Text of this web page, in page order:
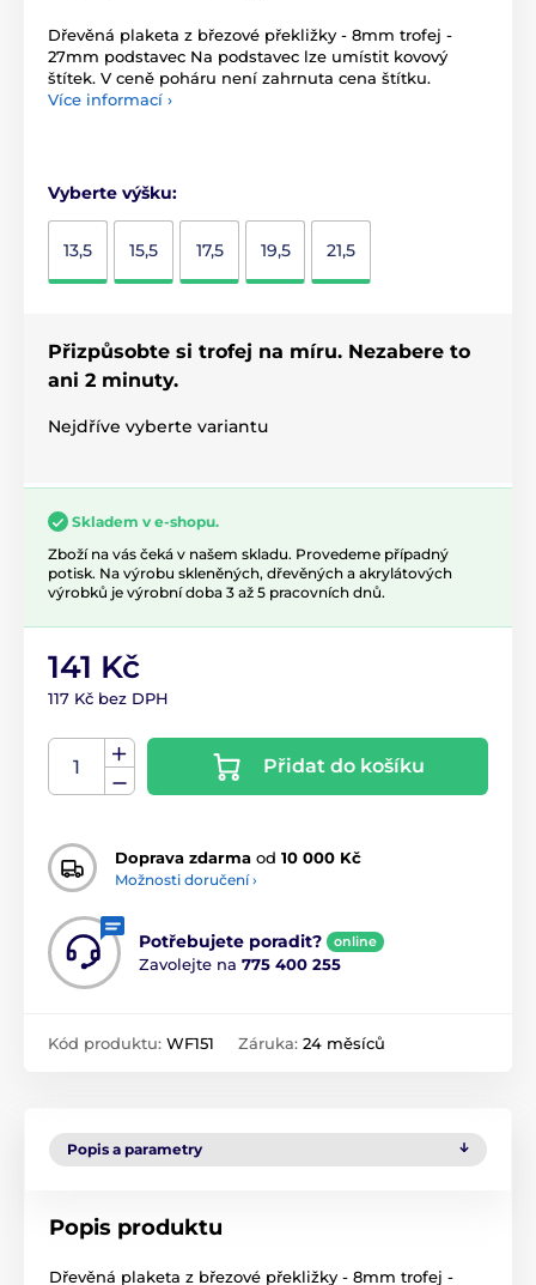
Dřevěná plaketa z březové překližky - 8mm trofej -
27mm podstavec Na podstavec lze umístit kovový
štítek. V ceně poháru není zahrnuta cena štítku.
Více informací ›
Vyberte výšku:
13,5 15,5 17,5 19,5 21,5
Přizpůsobte si trofej na míru. Nezabere to
ani 2 minuty.
Nejdříve vyberte variantu
Skladem v e-shopu.
Zboží na vás čeká v našem skladu. Provedeme případný
potisk. Na výrobu skleněných, dřevěných a akrylátových
výrobků je výrobní doba 3 až 5 pracovních dnů.
141 Kč
117 Kč bez DPH
Přidat do košíku
Doprava zdarma od 10 000 Kč
Možnosti doručení ›
Potřebujete poradit? online
Zavolejte na 775 400 255
Kód produktu: WF151 Záruka: 24 měsíců
Popis a parametry
Popis produktu
Dřevěná plaketa z březové překližky - 8mm trofej -